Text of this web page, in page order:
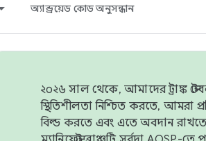
অ্যান্ড্রয়েড কোড অনুসন্ধান
২০২৬ সাল থেকে, আমাদের ট্রাঙ্ক
স্থিতিশীলতা নিশ্চিত করতে, আমরা
বিল্ড করতে এবং এতে অবদান